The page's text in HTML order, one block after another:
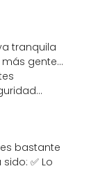
tranquila
gente...
bastante
✅ Lo